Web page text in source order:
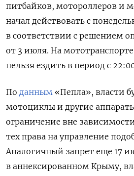
питбайков, мотороллеров и
начал действовать с
в соответствии с решением
от 3 июля. На
нельзя ездить в период с
По данным «Пепла», власти
мотоциклы и другие
ограничение вне
тех права на управление
Аналогичный запрет еще 17
в аннексированном Крыму,